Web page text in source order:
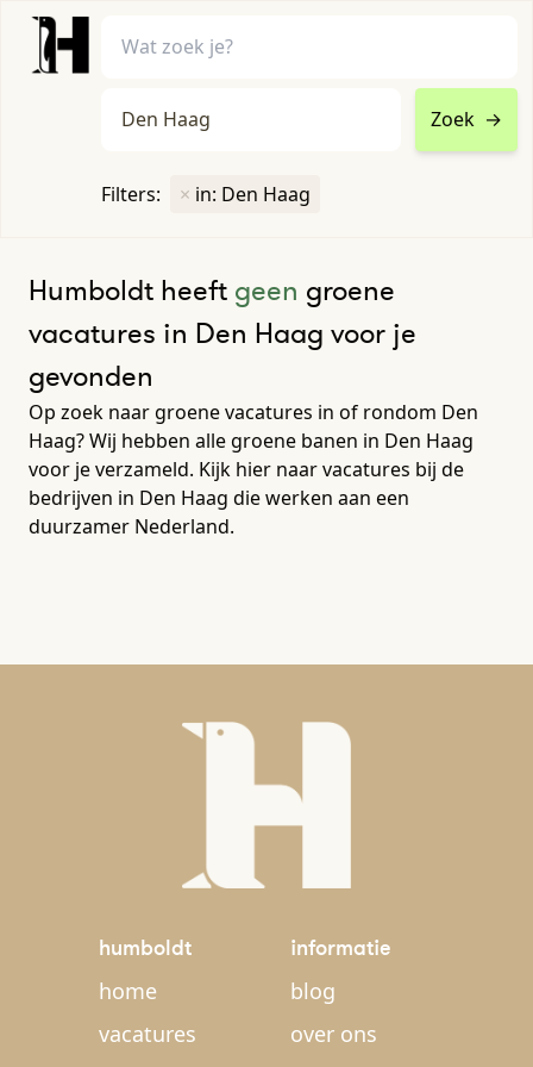
Zoek →
Filters: × in: Den Haag
Humboldt heeft geen groene
vacatures in Den Haag voor je
gevonden
Op zoek naar groene vacatures in of rondom Den
Haag? Wij hebben alle groene banen in Den Haag
voor je verzameld. Kijk hier naar vacatures bij de
bedrijven in Den Haag die werken aan een
duurzamer Nederland.
humboldt
home
vacatures
informatie
blog
over ons